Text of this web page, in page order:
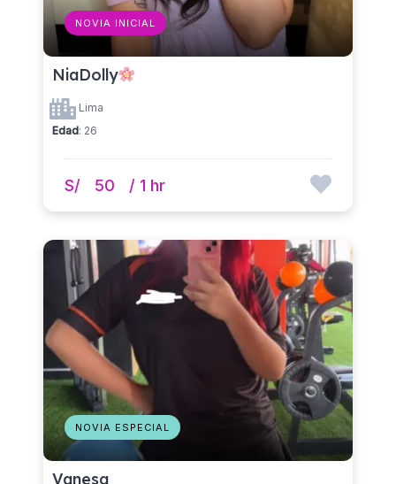
NOVIA INICIAL
NiaDolly
Lima
Edad: 26
S/ 50 / 1 hr
NOVIA ESPECIAL
Vanesa